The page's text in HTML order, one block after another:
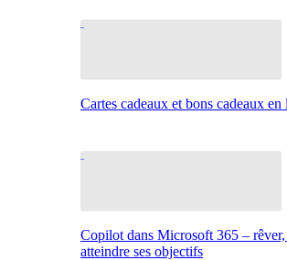
Cartes cadeaux et bons cadeaux en
Copilot dans Microsoft 365 – rêver,
atteindre ses objectifs